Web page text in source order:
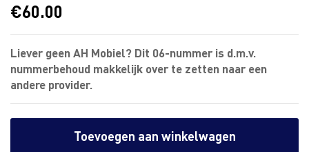
€60.00
Liever geen AH Mobiel? Dit 06-nummer is d.m.v.
nummerbehoud makkelijk over te zetten naar een
andere provider.
Toevoegen aan winkelwagen